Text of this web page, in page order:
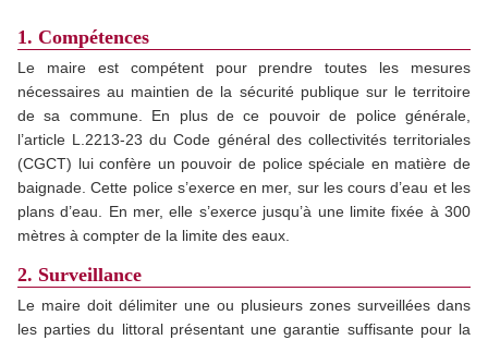
1. Compétences
Le maire est compétent pour prendre toutes les mesures
nécessaires au maintien de la sécurité publique sur le territoire
de sa commune. En plus de ce pouvoir de police générale,
l’article L.2213-23 du Code général des collectivités territoriales
(CGCT) lui confère un pouvoir de police spéciale en matière de
baignade. Cette police s’exerce en mer, sur les cours d’eau et les
plans d’eau. En mer, elle s’exerce jusqu’à une limite fixée à 300
mètres à compter de la limite des eaux.
2. Surveillance
Le maire doit délimiter une ou plusieurs zones surveillées dans
les parties du littoral présentant une garantie suffisante pour la